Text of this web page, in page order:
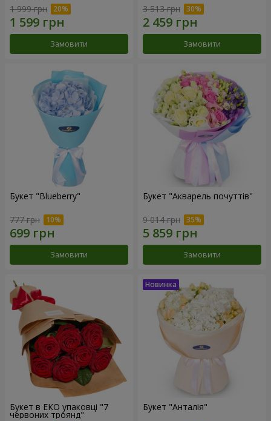
1 999 грн
Замовити
3 513 грн
Замовити
Букет "Blueberry"
777 грн
Замовити
Букет "Акварель почуттів"
9 014 грн
Замовити
Букет в ЕКО упаковці "7
червоних троянд"
Букет "Анталія"